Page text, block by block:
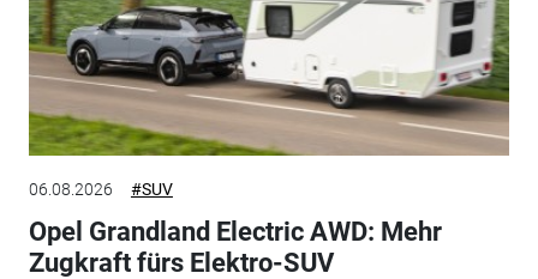
06.08.2026 #SUV
Opel Grandland Electric AWD: Mehr
Zugkraft fürs Elektro-SUV